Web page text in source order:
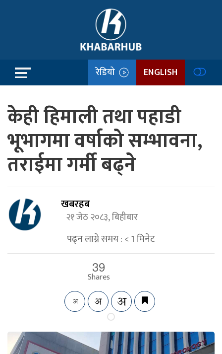
रेडियो ENGLISH
केही हिमाली तथा पहाडी
भूभागमा वर्षाको सम्भावना,
तराईमा गर्मी बढ्ने
खबरहब
२१ जेठ २०८३, बिहीबार
पढ्न लाग्ने समय :< 1मिनेट
39
Shares